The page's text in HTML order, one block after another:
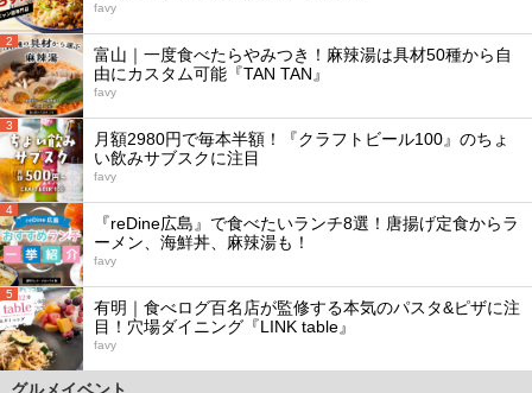
favy
2
富山｜一度食べたらやみつき！麻辣湯は具材50種から自
由にカスタム可能『TAN TAN』
favy
3
月額2980円で毎本半額！『クラフトビール100』のちょ
い飲みサブスクに注目
favy
4
『reDine広島』で食べたいランチ8選！唐揚げ定食からラ
ーメン、海鮮丼、麻辣湯も！
favy
5
有明｜食べログ百名店が監修する本気のパスタ&ピザに注
目！穴場ダイニング『LINK table』
favy
グルメイベント